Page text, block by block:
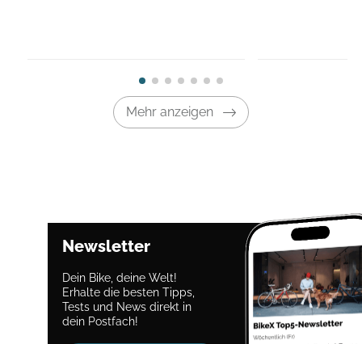
Mehr anzeigen
Newsletter
Dein Bike, deine Welt!
Erhalte die besten Tipps,
Tests und News direkt in
dein Postfach!